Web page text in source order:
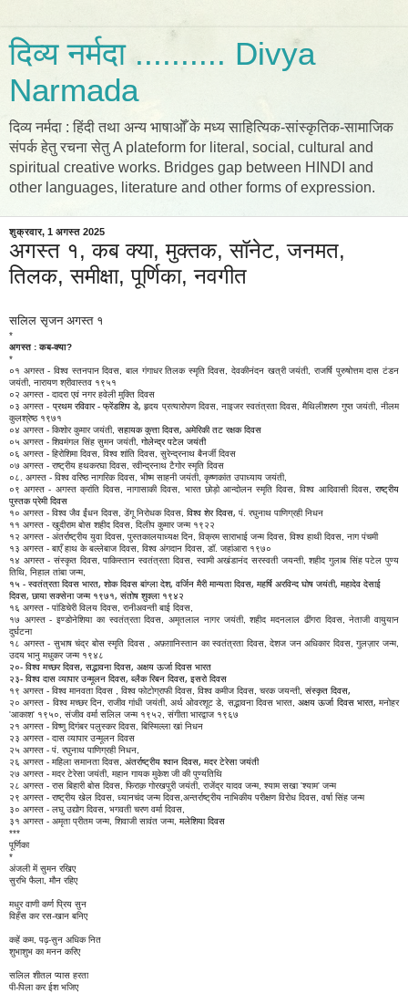
दिव्य नर्मदा .......... Divya
Narmada
दिव्य नर्मदा : हिंदी तथा अन्य भाषाओँ के मध्य साहित्यिक-सांस्कृतिक-सामाजिक
संपर्क हेतु रचना सेतु A plateform for literal, social, cultural and
spiritual creative works. Bridges gap between HINDI and
other languages, literature and other forms of expression.
शुक्रवार, 1 अगस्त 2025
अगस्त १, कब क्या, मुक्तक, सॉनेट, जनमत,
तिलक, समीक्षा, पूर्णिका, नवगीत
सलिल सृजन अगस्त १
*
अगस्त : कब-क्या?
*
०१ अगस्त - विश्व स्तनपान दिवस, बाल गंगाधर तिलक स्मृति दिवस, देवकीनंदन खत्री जयंती, राजर्षि पुरुषोत्तम दास टंडन
जयंती, नारायण श्रीवास्तव १९५१
०२ अगस्त - दादरा एवं नगर हवेली मुक्ति दिवस
०३ अगस्त - प्रथम रविवार - फ्रेंडशिप डे,हृदय प्रत्यारोपण दिवस, नाइजर स्वतंत्रता दिवस, मैथिलीशरण गुप्त जयंती, नीलम
कुलश्रेष्ठ १९७१
०४ अगस्‍त - किशोर कुमार जयंती, सहायक कुत्ता दिवस, अमेरिकी तट रक्षक दिवस
०५ अगस्त - शिवमंगल सिंह सुमन जयंती, गोलेन्द्र पटेल जयंती
०६ अगस्त - हिरोशिमा दिवस, विश्व शांति दिवस, सुरेन्द्रनाथ बैनर्जी दिवस
०७ अगस्‍त - राष्‍ट्रीय हथकरघा दिवस, रवीन्द्रनाथ टैगोर स्मृति दिवस
०८. अगस्त - विश्व वरिष्ठ नागरिक दिवस, भीष्म साहनी जयंती, कृष्णकांत उपाध्याय जयंती,
०९ अगस्त - अगस्त क्रांति दिवस, नागासाकी दिवस, भारत छोड़ो आन्दोलन स्मृति दिवस, विश्व आदिवासी दिवस, राष्ट्रीय
पुस्तक प्रेमी दिवस
१० अगस्‍त - विश्‍व जैव ईंधन दिवस, डेंगू निरोधक दिवस, विश्व शेर दिवस, पं. रघुनाथ पाणिग्रही निधन
११ अगस्त - खुदीराम बोस शहीद दिवस, दिलीप कुमार जन्म १९२२
१२ अगस्त - अंतर्राष्ट्रीय युवा दिवस, पुस्तकालयाध्यक्ष दिन, विक्रम साराभाई जन्‍म दिवस, विश्व हाथी दिवस, नाग पंचमी
१३ अगस्त - बाएँ हाथ के बल्लेबाज दिवस, विश्व अंगदान दिवस, डॉ. जहांआरा १९७०
१४ अगस्त - संस्‍कृत दिवस, पाकिस्तान स्वतंत्रता दिवस, स्वामी अखंडानंद सरस्वती जयन्ती, शहीद गुलाब सिंह पटेल पुण्य
तिथि, निहाल तांबा जन्म,
१५ - स्वतंत्रता दिवस भारत, शोक दिवस बांग्ला देश, वर्जिन मैरी मान्यता दिवस, महर्षि अरविन्द घोष जयंती, महादेव देसाई
दिवस, छाया सक्सेना जन्म १९७१, संतोष शुक्ला १९४२
१६ अगस्त - पांडिचेरी विलय दिवस, रानीअवन्ती बाई दिवस,
१७ अगस्त - इण्डोनेशिया का स्वतंत्रता दिवस, अमृतलाल नागर जयंती, शहीद मदनलाल ढींगरा दिवस, नेताजी वायुयान
दुर्घटना
१८ अगस्त - सुभाष चंद्र बोस स्‍मृति दिवस , अफ़ग़ानिस्तान का स्वतंत्रता दिवस, देशज जन अधिकार दिवस, गुलज़ार जन्म,
उदय भानु मधुकर जन्म १९४८
२०- विश्व मच्छर दिवस, सद्भावना दिवस, अक्षय ऊर्जा दिवस भारत
२३- विश्व दास व्यापार उन्मूलन दिवस, ब्लैक रिबन दिवस, इसरो दिवस
१९ अगस्त - विश्व मानवता दिवस , विश्व फोटोग्राफी दिवस, विश्व कमीज दिवस, चरक जयन्ती, संस्कृत दिवस,
२० अगस्त - विश्व मच्छर दिन, राजीव गांधी जयंती, अर्थ ओवरशूट डे, सद्भावना दिवस भारत,अक्षय ऊर्जा दिवस भारत,मनोहर
'आकाश' १९५०, संजीव वर्मा सलिल जन्म १९५२, संगीता भारद्वाज १९६७
२१ अगस्त - विष्णु दिगंबर पलुस्कर दिवस, बिस्मिल्ला खां निधन
२३ अगस्त - दास व्यापार उन्मूलन दिवस
२५ अगस्त - पं. रघुनाथ पाणिग्रही निधन,
२६ अगस्त - महिला समानता दिवस, अंतर्राष्ट्रीय श्वान दिवस, मदर टेरेसा जयंती
२७ अगस्त - मदर टेरेसा जयंती, महान गायक मुकेश जी की पुण्यतिथि
२८ अगस्त - रास बिहारी बोस दिवस, फिराक़ गोरखपुरी जयंती, राजेंद्र यादव जन्म, श्याम सखा 'श्याम' जन्म
२९ अगस्त - राष्‍ट्रीय खेल दिवस, ध्यानचंद जन्म दिवस,अन्तर्राष्ट्रीय नाभिकीय परीक्षण विरोध दिवस, वर्षा सिंह जन्म
३० अगस्त - लघु उद्योग दिवस, भगवती चरण वर्मा दिवस,
३१ अगस्त - अमृता प्रीतम जन्म, शिवाजी सावंत जन्म, मलेशिया दिवस
***
पूर्णिका
*
अंजली में सुमन रखिए
सुरभि फैला, मौन रहिए
मधुर वाणी कर्ण प्रिय सुन
विहँस कर रस-खान बनिए
कहें कम, पढ़-सुन अधिक नित
शुभाशुभ का मनन करिए
सलिल शीतल प्यास हरता
पी-पिला कर ईश भजिए